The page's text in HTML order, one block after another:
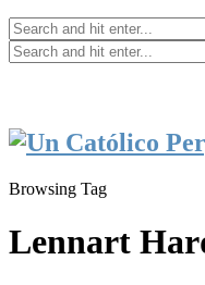
Browsing Tag
Lennart